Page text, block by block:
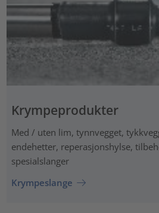
Krympeprodukter
Med / uten lim, tynnvegget,
endehetter, reperasjonshylse,
spesialslanger
Krympeslange